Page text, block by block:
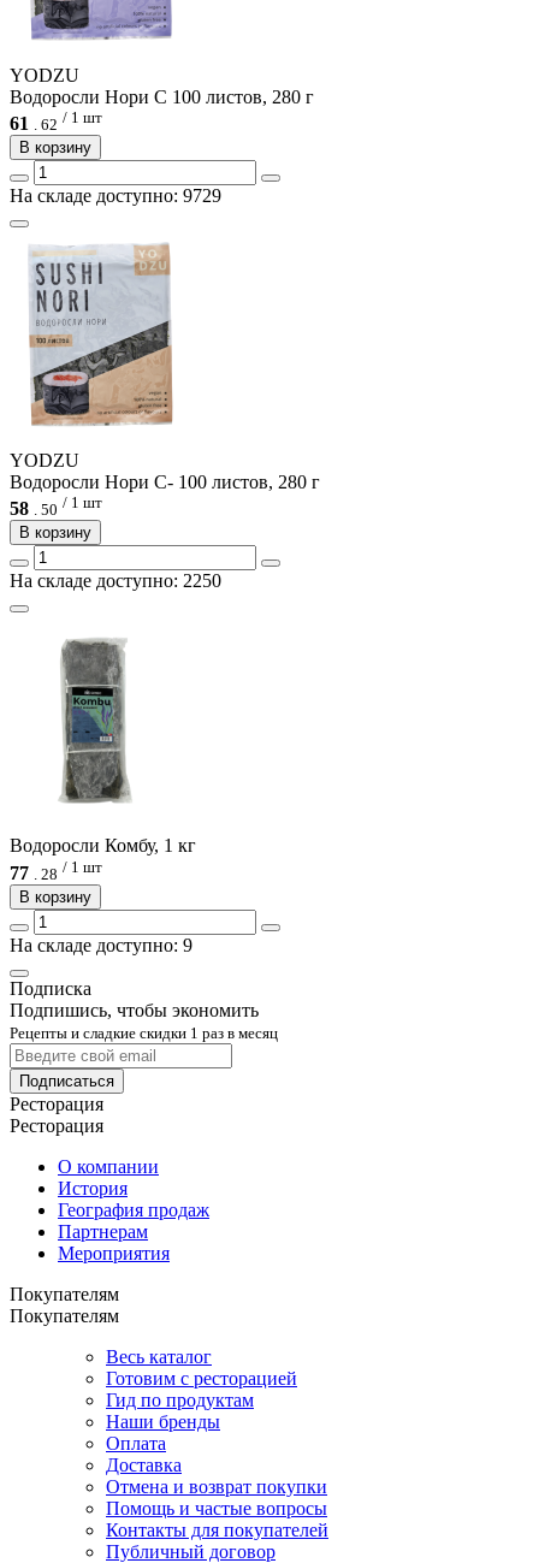
YODZU
Водоросли Нори С 100 листов, 280 г
61 . 62 / 1 шт
В корзину
На складе доступно: 9729
YODZU
Водоросли Нори С- 100 листов, 280 г
58 . 50 / 1 шт
В корзину
На складе доступно: 2250
Водоросли Комбу, 1 кг
77
28 / 1 шт
В корзину
На складе доступно: 9
Подписка
Подпишись, чтобы экономить
Рецепты и сладкие скидки 1 раз в месяц
Подписаться
Ресторация
Ресторация
О компании
История
География продаж
Партнерам
Мероприятия
Покупателям
Покупателям
Весь каталог
Готовим с ресторацией
Гид по продуктам
Наши бренды
Оплата
Доставка
Отмена и возврат покупки
Помощь и частые вопросы
Контакты для покупателей
Публичный договор